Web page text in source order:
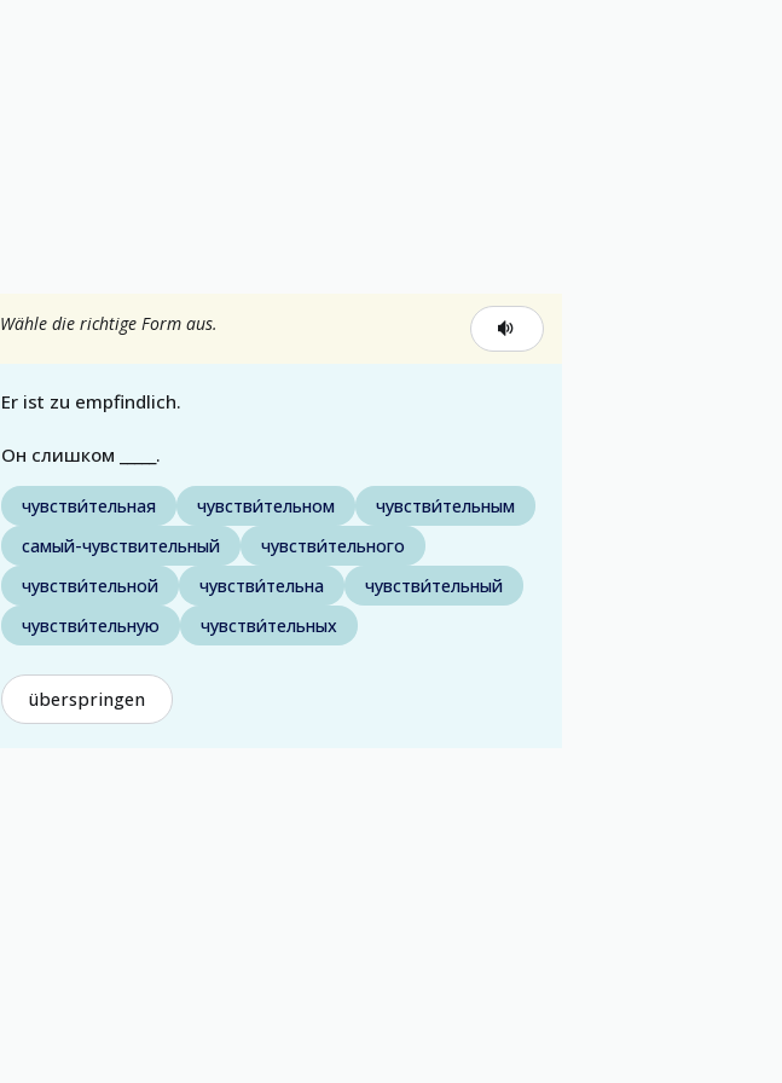
Wähle die richtige Form aus.
Er ist zu empfindlich.
Он слишком _____.
чувстви́тельная чувстви́тельном
чувстви́тельным
самый-чувствительный
чувстви́тельного
чувстви́тельной
чувстви́тельна
чувстви́тельный
чувстви́тельную
чувстви́тельных
überspringen